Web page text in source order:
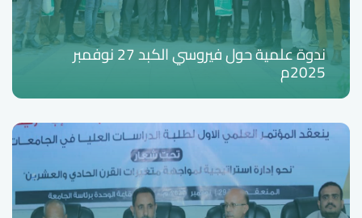
ندوة علمية حول فيروسي الكبد 27 نوفمبر
2025م